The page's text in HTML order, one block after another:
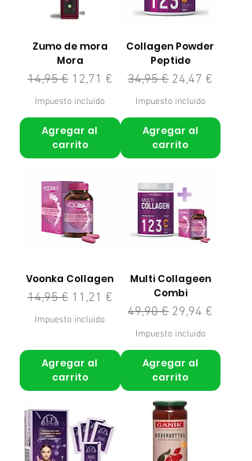
Zumo de mora
Mora
Precio
14,95 € Precio de oferta
12,71 €
Impuesto incluido
Agregar al
carrito
Collagen Powder
Peptide
Precio
34,95 € Precio de oferta
24,47 €
Impuesto incluido
Agregar al
carrito
Voonka Collagen
Precio
14,95 € Precio de oferta
11,21 €
Impuesto incluido
Agregar al
carrito
Multi Collageen
Combi
Precio
49,90 € Precio de oferta
29,94 €
Impuesto incluido
Agregar al
carrito